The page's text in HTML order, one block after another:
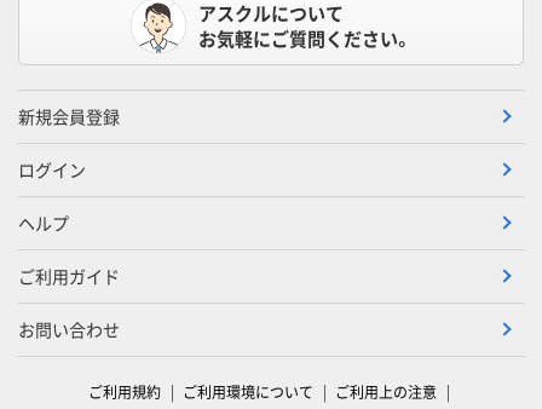
アスクルについて
お気軽にご質問ください。
新規会員登録
ログイン
ヘルプ
ご利用ガイド
お問い合わせ
ご利用規約 ご利用環境について ご利用上の注意